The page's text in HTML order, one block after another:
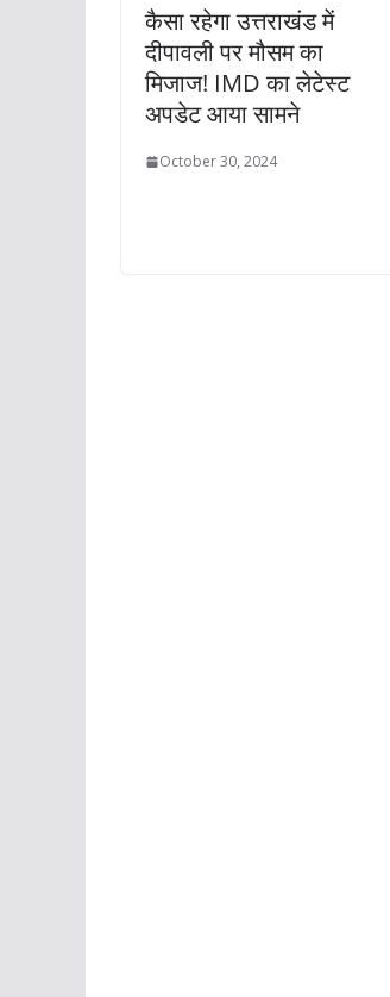
कैसा रहेगा उत्तराखंड में
दीपावली पर मौसम का
मिजाज! IMD का लेटेस्ट
अपडेट आया सामने
October 30, 2024